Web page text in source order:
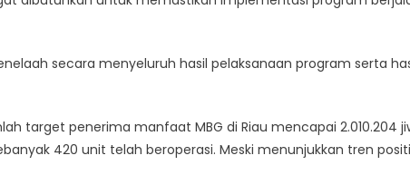
secara menyeluruh hasil pelaksanaan program serta
target penerima manfaat MBG di Riau mencapai 2.010.204
420 unit telah beroperasi. Meski menunjukkan tren